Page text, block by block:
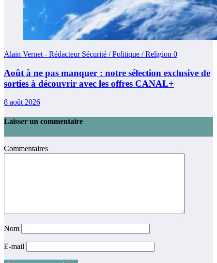
Alain Vernet - Rédacteur Sécurité / Politique / Religion 0
Août à ne pas manquer : notre sélection exclusive de
sorties à découvrir avec les offres CANAL+
8 août 2026
Laisser un commentaire
Commentaires
Nom
E-mail